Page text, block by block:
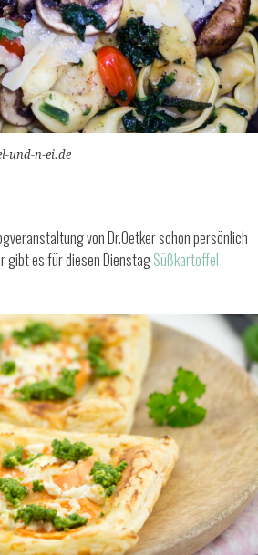
und-n-ei.de
von Dr.Oetker schon persönlich
gibt es für diesen DienstagSüßkartoffel-